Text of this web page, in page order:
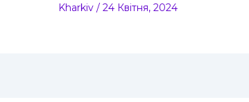
Kharkiv/ 24 Квітня, 2024